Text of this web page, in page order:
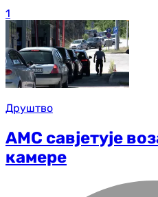
1
Друштво
АМС савјетује
камере